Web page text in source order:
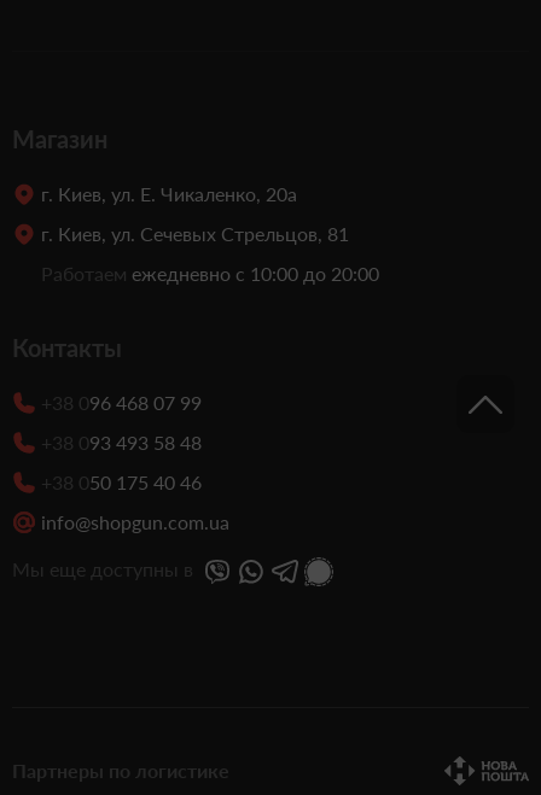
Магазин
г. Киев, ул. Е. Чикаленко, 20а
г. Киев, ул. Сечевых Стрельцов, 81
Работаем ежедневно с 10:00 до 20:00
Контакты
+38 096 468 07 99
+38 093 493 58 48
+38 050 175 40 46
info@shopgun.com.ua
Мы еще доступны в
Партнеры по логистике